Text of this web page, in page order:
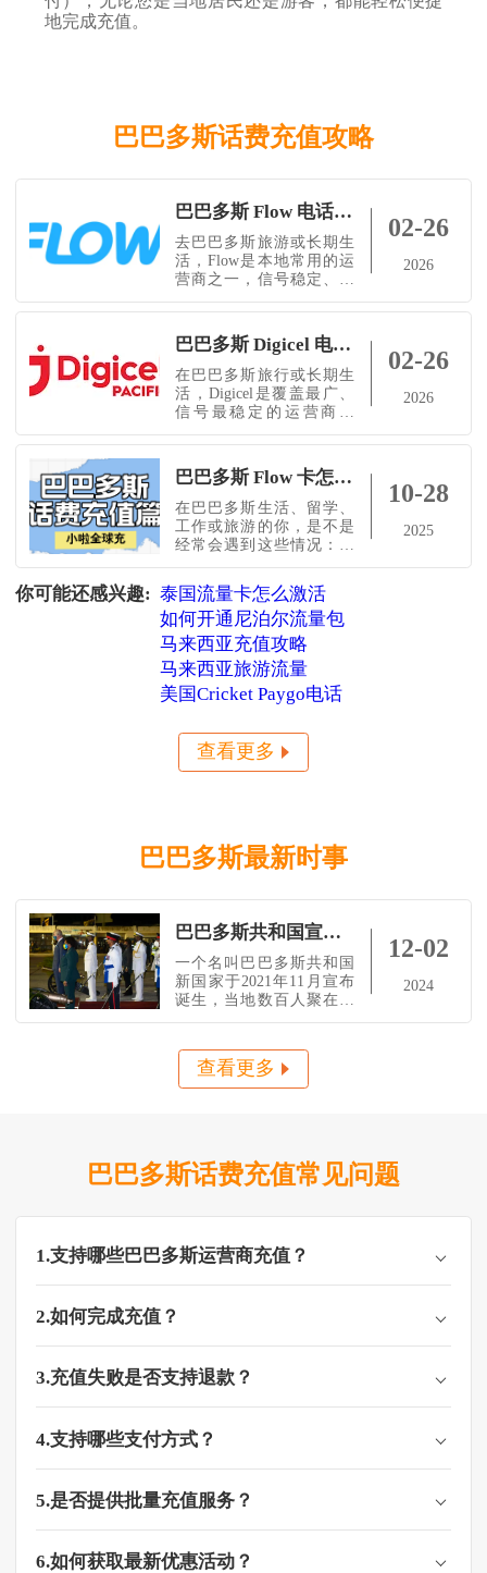
地完成充值。
巴巴多斯话费充值攻略
巴巴多斯 Flow 电话卡使用指南（购买 / 激活 / 实名认证 / 充值全攻略）官网、APP、中文充值平台（小啦全球充）使用方法
去巴巴多斯旅游或长期生
活，Flow是本地常用的运
营商之一，信号稳定、套
客和长期居住人士。下面
帮你整理完整操作指南，
让你轻松上手。1️⃣ 购买渠
道线下购买：Flow 专卖店
或授权零售商。便利店、
超市（如 Massy、
付费卡。线上购买：Flow
官方网站：
discoverflow.co&nbs
02-26
2026
巴巴多斯 Digicel 电话卡使用指南（购买 / 激活 / 实名认证 / 充值全攻略）官网、APP、中文充值平台（小啦全球充）使用方法
在巴巴多斯旅行或长期生
活，Digicel是覆盖最广、
信号最稳定的运营商之
南，轻松搞定电话卡使
用。1️⃣ 购买渠道线下购
买：Digicel 专卖店或授权
零售商。便利店、超市
（如 Massy、SuperCentre）
也有预付费卡出售。线上
寄或预约门店取卡。
02-26
2026
巴巴多斯 Flow 卡怎么查余额、怎么充值？中文教程送上，几秒到账超方便！
在巴巴多斯生活、留学、
工作或旅游的你，是不是
经常会遇到这些情况：想
不到入口？Flow 官网和
App 全是英文，看不懂也
不会操作？想用微信/支付
宝充值，结果找不到支持
的平台？在国内，想远程
帮家人或朋友充 Flow 卡也
没办法？别着急！这篇
【Flow Barbados 卡余额查
询 + 中文充值教程】用
【小
10-28
2025
你可能还感兴趣: 泰国流量卡怎么激活
如何开通尼泊尔流量包
马来西亚充值攻略
马来西亚旅游流量
美国Cricket Paygo电话
查看更多
巴巴多斯最新时事
巴巴多斯共和国宣告成立，完全切断了英国殖民纽带
一个名叫巴巴多斯共和国
新国家于2021年11月宣布
诞生，当地数百人聚在首
广场上，响起巴巴多斯国
歌，同时鸣响21声礼炮。
巴巴多斯共和国不承认英
成立共和国。而英女王不
再是国家元首。该国成立
12-02
2024
查看更多
巴巴多斯话费充值常见问题
1.支持哪些巴巴多斯运营商充值？
2.如何完成充值？
3.充值失败是否支持退款？
4.支持哪些支付方式？
5.是否提供批量充值服务？
6.如何获取最新优惠活动？